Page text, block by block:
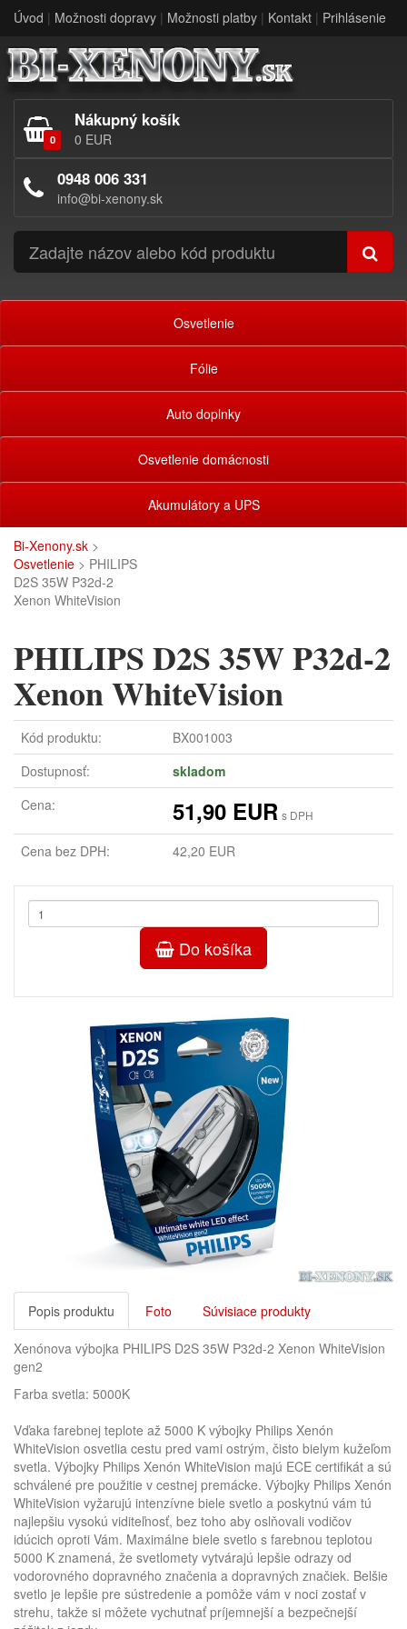
Úvod | Možnosti dopravy | Možnosti platby | Kontakt | Prihlásenie
0
Nákupný košík
0 EUR
0948 006 331
info@bi-xenony.sk
Osvetlenie
Fólie
Auto doplnky
Osvetlenie domácnosti
Akumulátory a UPS
Bi-Xenony.sk >
Osvetlenie > PHILIPS
D2S 35W P32d-2
Xenon WhiteVision
PHILIPS D2S 35W P32d-2
Xenon WhiteVision
Kód produktu:
BX001003
Dostupnosť:
skladom
Cena:
51,90 EUR s DPH
Cena bez DPH: 42,20 EUR
Do košíka
Popis produktu Foto Súvisiace produkty
Xenónova výbojka PHILIPS D2S 35W P32d-2 Xenon WhiteVision
gen2
Farba svetla: 5000K
Vďaka farebnej teplote až 5000 K výbojky Philips Xenón
WhiteVision osvetlia cestu pred vami ostrým, čisto bielym kužeľom
svetla. Výbojky Philips Xenón WhiteVision majú ECE certifikát a sú
schválené pre použitie v cestnej premácke. Výbojky Philips Xenón
WhiteVision vyžarujú intenzívne biele svetlo a poskytnú vám tú
najlepšiu vysokú viditeľnosť, bez toho aby oslňovali vodičov
idúcich oproti Vám. Maximálne biele svetlo s farebnou teplotou
5000 K znamená, že svetlomety vytvárajú lepšie odrazy od
vodorovného dopravného značenia a dopravných značiek. Belšie
svetlo je lepšie pre sústredenie a pomôže vám v noci zostať v
strehu, takže si môžete vychutnať príjemnejší a bezpečnejší